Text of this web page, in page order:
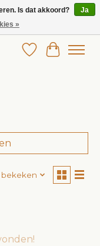
Verlanglijst
bekeken
Is dat akkoord?
Ja
»